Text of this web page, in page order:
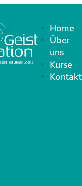
Home
Über
uns
Kurse
Kontakt